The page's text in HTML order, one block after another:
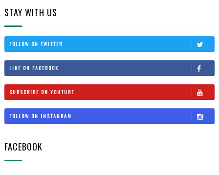
STAY WITH US
FOLLOW ON TWITTER
LIKE ON FACEBOOK
SUBSCRIBE ON YOUTUBE
FOLLOW ON INSTAGRAM
FACEBOOK